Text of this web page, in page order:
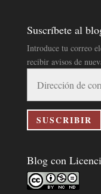
Suscríbete al
Introduce tu correo
recibir avisos de
correo
electrónico
SUSCRIBIR
Blog con